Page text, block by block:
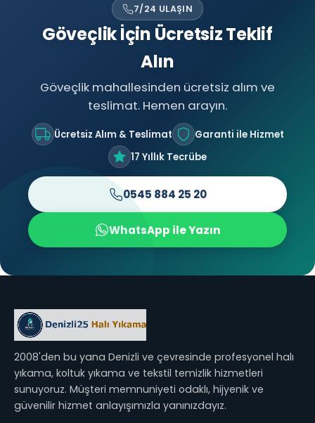
7/24 ULAŞIN
Göveçlik İçin Ücretsiz Teklif
Alın
Göveçlik mahallesinden ücretsiz alım ve
teslimat. Hemen arayın.
Ücretsiz Alım & Teslimat
Garanti ile Hizmet
17 Yıllık Tecrübe
0545 884 25 20
WhatsApp ile Yazın
2008'den bu yana Denizli ve çevresinde profesyonel halı
yıkama, koltuk yıkama ve tekstil temizlik hizmetleri
sunuyoruz. Müşteri memnuniyeti odaklı, hijyenik ve
güvenilir hizmet anlayışımızla yanınızdayız.